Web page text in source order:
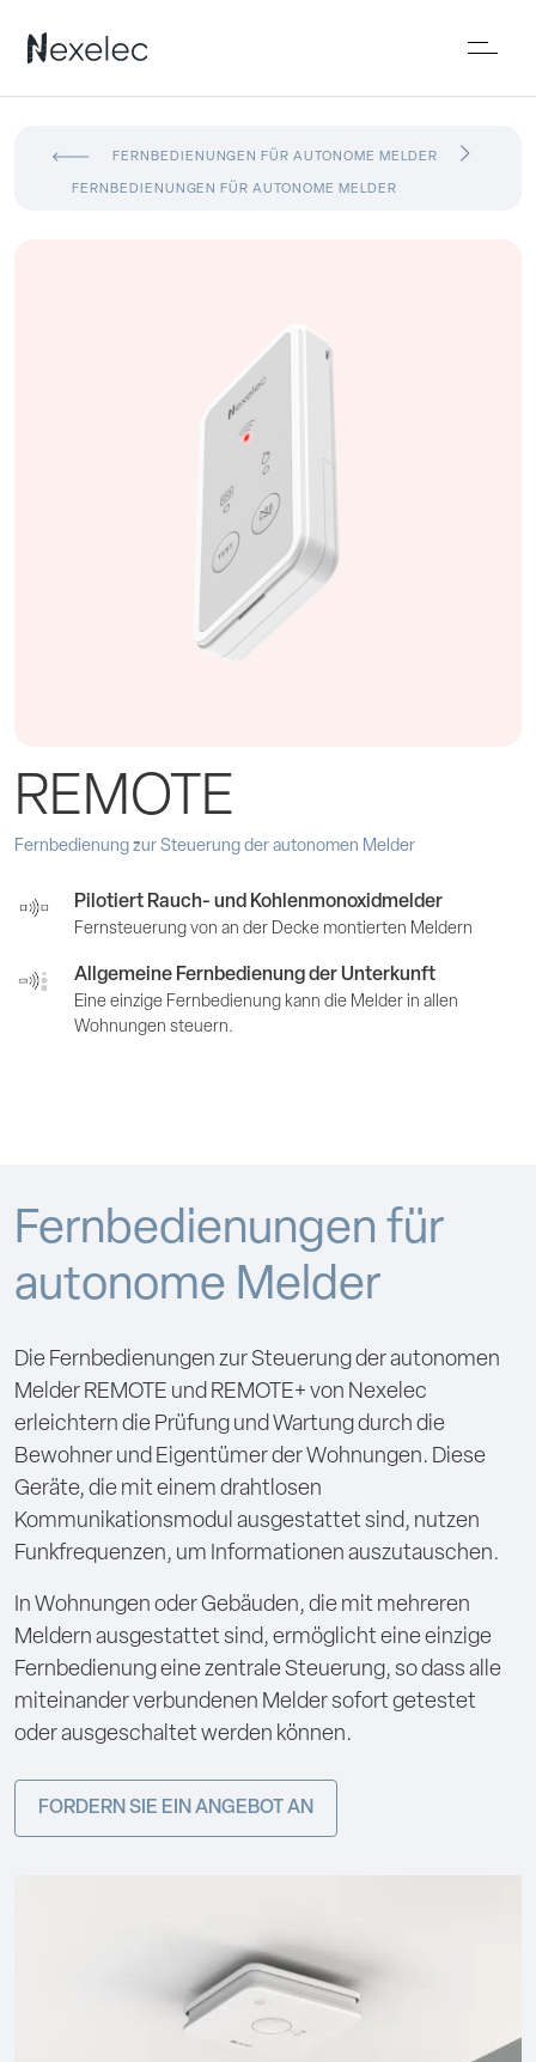
FERNBEDIENUNGEN FÜR AUTONOME MELDER
FERNBEDIENUNGEN FÜR AUTONOME MELDER
REMOTE
Fernbedienung zur Steuerung der autonomen Melder
Pilotiert Rauch- und Kohlenmonoxidmelder
Fernsteuerung von an der Decke montierten Meldern
Allgemeine Fernbedienung der Unterkunft
Eine einzige Fernbedienung kann die Melder in allen
Wohnungen steuern.
Fernbedienungen für
autonome Melder
Die Fernbedienungen zur Steuerung der autonomen
Melder REMOTE und REMOTE+ von Nexelec
erleichtern die Prüfung und Wartung durch die
Bewohner und Eigentümer der Wohnungen. Diese
Geräte, die mit einem drahtlosen
Kommunikationsmodul ausgestattet sind, nutzen
Funkfrequenzen, um Informationen auszutauschen.
In Wohnungen oder Gebäuden, die mit mehreren
Meldern ausgestattet sind, ermöglicht eine einzige
Fernbedienung eine zentrale Steuerung, so dass alle
miteinander verbundenen Melder sofort getestet
oder ausgeschaltet werden können.
FORDERN SIE EIN ANGEBOT AN